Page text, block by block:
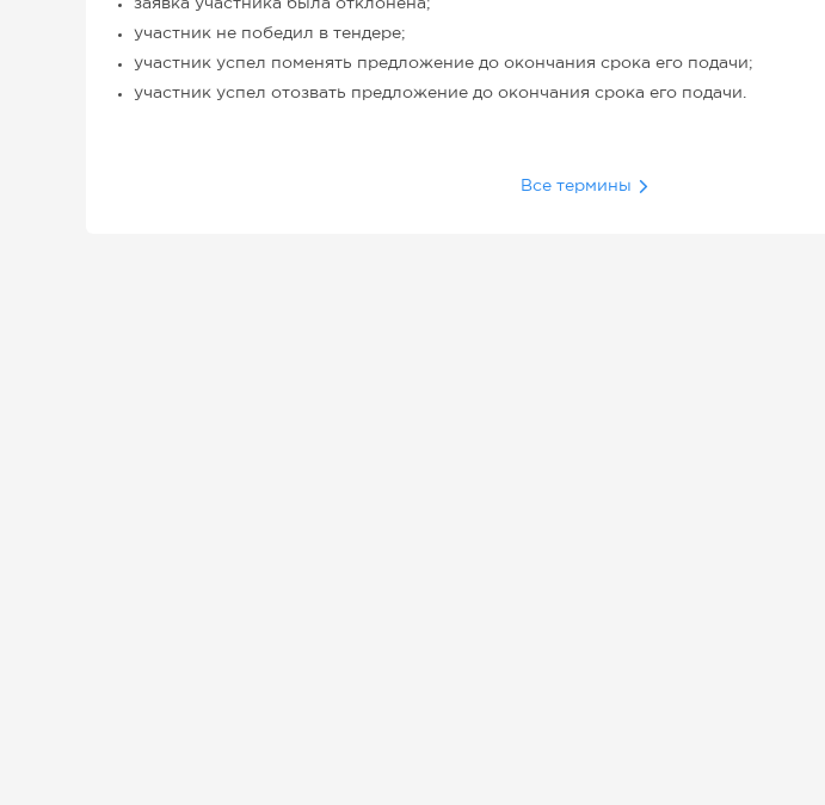
заявка участника была отклонена;
участник не победил в тендере;
участник успел поменять предложение до окончания срока его подачи;
участник успел отозвать предложение до окончания срока его подачи.
Все термины